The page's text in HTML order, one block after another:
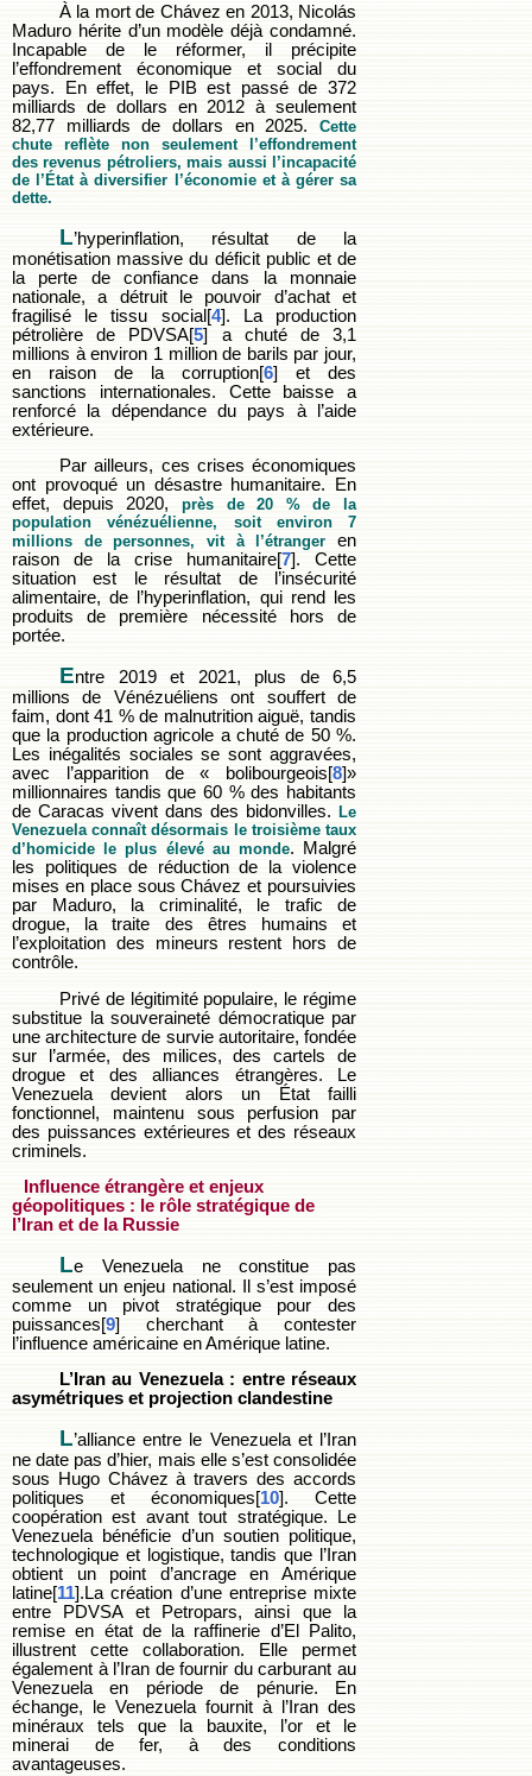
À la mort de Chávez en 2013, Nicolás
Maduro hérite d’un modèle déjà condamné.
Incapable de le réformer, il précipite
l’effondrement économique et social du
pays. En effet, le PIB est passé de 372
milliards de dollars en 2012 à seulement
82,77 milliards de dollars en 2025. Cette
chute reflète non seulement l’effondrement
des revenus pétroliers, mais aussi l’incapacité
de l’État à diversifier l’économie et à gérer sa
dette.
L’hyperinflation, résultat de la
monétisation massive du déficit public et de
la perte de confiance dans la monnaie
nationale, a détruit le pouvoir d’achat et
fragilisé le tissu social[4]. La production
pétrolière de PDVSA[5] a chuté de 3,1
millions à environ 1 million de barils par jour,
en raison de la corruption[6] et des
sanctions internationales. Cette baisse a
renforcé la dépendance du pays à l’aide
extérieure.
Par ailleurs, ces crises économiques
ont provoqué un désastre humanitaire. En
effet, depuis 2020, près de 20 % de la
population vénézuélienne, soit environ 7
millions de personnes, vit à l’étranger en
raison de la crise humanitaire[7]. Cette
situation est le résultat de l’insécurité
alimentaire, de l’hyperinflation, qui rend les
produits de première nécessité hors de
portée.
Entre 2019 et 2021, plus de 6,5
millions de Vénézuéliens ont souffert de
faim, dont 41 % de malnutrition aiguë, tandis
que la production agricole a chuté de 50 %.
Les inégalités sociales se sont aggravées,
avec l’apparition de « bolibourgeois[8]»
millionnaires tandis que 60 % des habitants
de Caracas vivent dans des bidonvilles. Le
Venezuela connaît désormais le troisième taux
d’homicide le plus élevé au monde. Malgré
les politiques de réduction de la violence
mises en place sous Chávez et poursuivies
par Maduro, la criminalité, le trafic de
drogue, la traite des êtres humains et
l’exploitation des mineurs restent hors de
contrôle.
Privé de légitimité populaire, le régime
substitue la souveraineté démocratique par
une architecture de survie autoritaire, fondée
sur l’armée, des milices, des cartels de
drogue et des alliances étrangères. Le
Venezuela devient alors un État failli
fonctionnel, maintenu sous perfusion par
des puissances extérieures et des réseaux
criminels.
Influence étrangère et enjeux
géopolitiques : le rôle stratégique de
l’Iran et de la Russie
Le Venezuela ne constitue pas
seulement un enjeu national. Il s’est imposé
comme un pivot stratégique pour des
puissances[9] cherchant à contester
l’influence américaine en Amérique latine.
L’Iran au Venezuela : entre réseaux
asymétriques et projection clandestine
L’alliance entre le Venezuela et l’Iran
ne date pas d’hier, mais elle s’est consolidée
sous Hugo Chávez à travers des accords
politiques et économiques[10]. Cette
coopération est avant tout stratégique. Le
Venezuela bénéficie d’un soutien politique,
technologique et logistique, tandis que l’Iran
obtient un point d’ancrage en Amérique
latine[11].La création d’une entreprise mixte
entre PDVSA et Petropars, ainsi que la
remise en état de la raffinerie d’El Palito,
illustrent cette collaboration. Elle permet
également à l’Iran de fournir du carburant au
Venezuela en période de pénurie. En
échange, le Venezuela fournit à l’Iran des
minéraux tels que la bauxite, l’or et le
minerai de fer, à des conditions
avantageuses.